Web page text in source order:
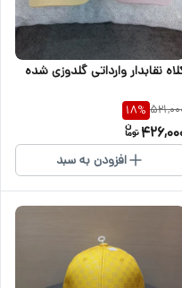
نقابدار وارداتی گلدوزی شده
18%
افزودن به سبد